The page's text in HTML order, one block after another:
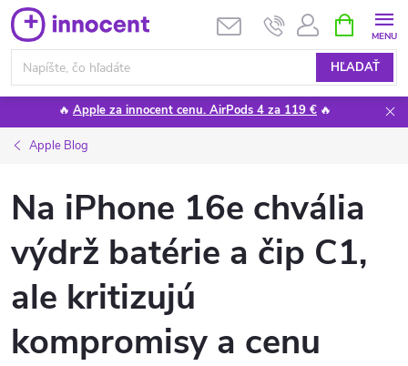
Prejsť
na
obsah
HĽADAŤ
KOŠÍK
🔥 Apple za innocent cenu. AirPods 4 za 119 € 🔥
Apple Blog
Na iPhone 16e chvália
výdrž batérie a čip C1,
ale kritizujú
kompromisy a cenu